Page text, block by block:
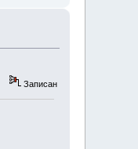
Записан